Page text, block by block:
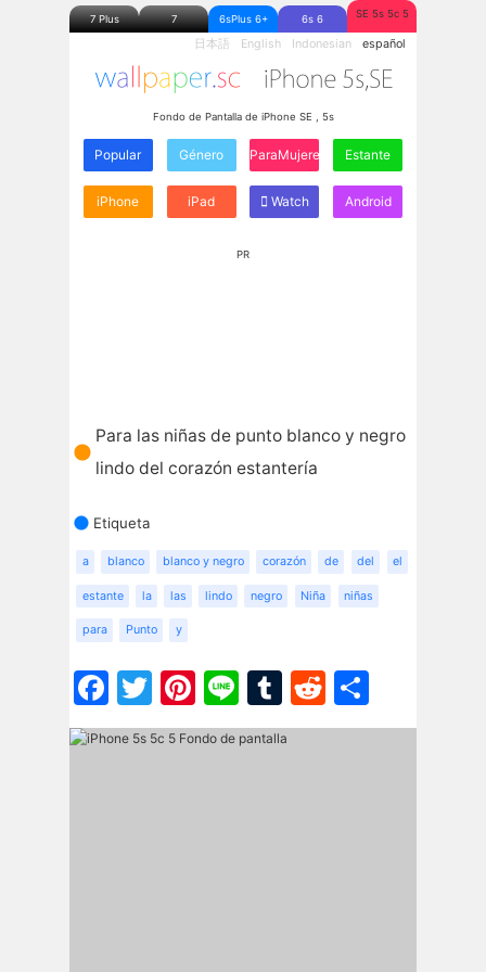
7 Plus 7 6sPlus 6+ 6s 6 SE 5s 5c 5
日本語 English Indonesian español
Fondo de Pantalla de iPhone SE , 5s
Popular Género ParaMujeres Estante
iPhone iPad Watch Android
PR
Para las niñas de punto blanco y negro
lindo del corazón estantería
Etiqueta
a blanco blanco y negro corazón de del el
estante la las lindo negro Niña niñas
para Punto y
Facebook
Twitter
Pinterest
LineTumblr
Reddit